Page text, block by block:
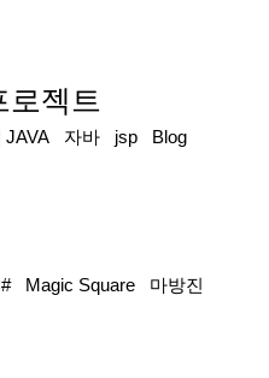
로젝트
JAVA 자바 jsp
Blog
Magic Square
마방진